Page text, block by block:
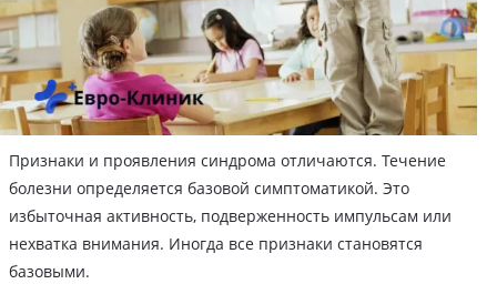
Признаки и проявления синдрома отличаются. Течение
болезни определяется базовой симптоматикой. Это
избыточная активность, подверженность импульсам или
нехватка внимания. Иногда все признаки становятся
базовыми.